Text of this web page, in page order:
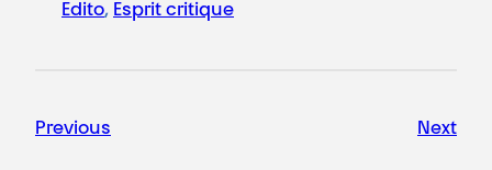
Edito, Esprit critique
Previous Next